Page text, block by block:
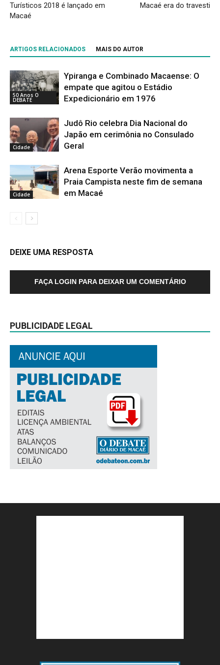
Turísticos 2018 é lançado em
Macaé
Macaé era do travesti
ARTIGOS RELACIONADOS MAIS DO AUTOR
50 Anos O
DEBATE
Ypiranga e Combinado Macaense: O
empate que agitou o Estádio
Expedicionário em 1976
Cidade
Judô Rio celebra Dia Nacional do
Japão em cerimônia no Consulado
Geral
Cidade
Arena Esporte Verão movimenta a
Praia Campista neste fim de semana
em Macaé
DEIXE UMA RESPOSTA
FAÇA LOGIN PARA DEIXAR UM COMENTÁRIO
PUBLICIDADE LEGAL